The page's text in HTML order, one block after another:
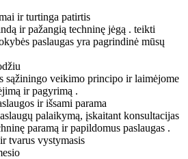
ir turtinga patirtis
ir pažangią techninę jėgą . teikti
paslaugas yra pagrindinė mūsų
sąžiningo veikimo principo ir laimėjome
ir pagyrimą .
ir išsami parama
palaikymą, įskaitant konsultacijas
paramą ir papildomus paslaugas .
tvarus vystymasis